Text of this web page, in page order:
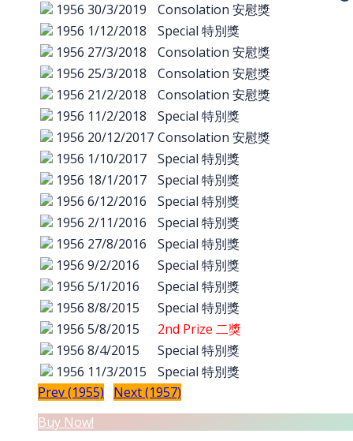
1956 30/3/2019
Consolation 安慰獎
1956 1/12/2018
Special 特別獎
1956 27/3/2018
Consolation 安慰獎
1956 25/3/2018
Consolation 安慰獎
1956 21/2/2018
Consolation 安慰獎
1956 11/2/2018
Special 特別獎
1956 20/12/2017 Consolation 安慰獎
1956 1/10/2017
Special 特別獎
1956 18/1/2017
Special 特別獎
1956 6/12/2016
Special 特別獎
1956 2/11/2016
Special 特別獎
1956 27/8/2016
Special 特別獎
1956 9/2/2016
Special 特別獎
1956 5/1/2016
Special 特別獎
1956 8/8/2015
Special 特別獎
1956 5/8/2015
2nd Prize 二獎
1956 8/4/2015
Special 特別獎
1956 11/3/2015
Special 特別獎
Prev (1955)
Next (1957)
Buy Now!